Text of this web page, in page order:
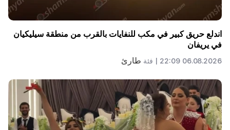
اندلع حريق كبير في مكب للنفايات بالقرب من منطقة سيليكيان
في يريفان
06.08.2026 22:09 | فئة طارئ